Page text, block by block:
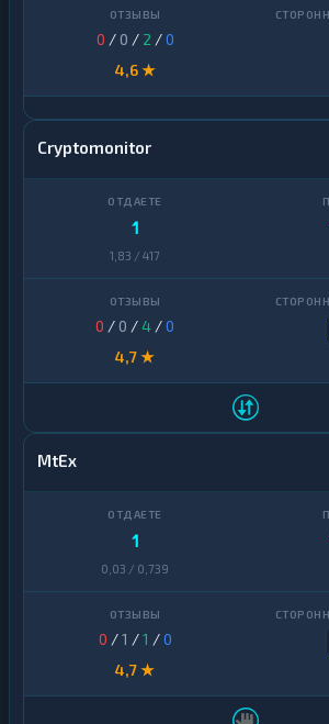
0 / 0 / 2 /0
4,6 ★
Cryptomonitor
1
1,83 / 417
0 / 0 / 4 /0
4,7 ★
MtEx
1
0,03 / 0,739
0 /1 /1 /0
4,7 ★